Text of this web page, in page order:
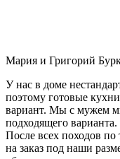
Мария и Григорий
У нас в доме
поэтому готовые
вариант. Мы с мужем
подходящего варианта.
После всех походов
на заказ под наши